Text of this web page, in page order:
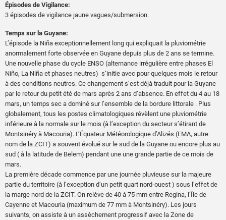
Épisodes de Vigilance:
3 épisodes de vigilance jaune vagues/submersion.
Temps sur la Guyane:
L’épisode la Niña exceptionnellement long qui expliquait la pluviométrie
anormalement forte observée en Guyane depuis plus de 2 ans se termine.
Une nouvelle phase du cycle ENSO (alternance irrégulière entre phases El
Niño, La Niña et phases neutres) s’initie avec pour quelques mois le retour
à des conditions neutres. Ce changement s’est déjà traduit pour la Guyane
par le retour du petit été de mars après 2 ans d’absence. En effet du 4 au 18
mars, un temps sec a dominé sur l’ensemble de la bordure littorale . Plus
globalement, tous les postes climatologiques révèlent une pluviométrie
inférieure à la normale sur le mois (à l’exception du secteur s’étirant de
Montsinéry à Macouria). L’Équateur Météorologique d’Alizés (EMA, autre
nom de la ZCIT) a souvent évolué sur le sud de la Guyane ou encore plus au
sud ( à la latitude de Belem) pendant une une grande partie de ce mois de
mars.
La première décade commence par une journée pluvieuse sur la majeure
partie du territoire (à l’exception d’un petit quart nord-ouest ) sous l’effet de
la marge nord de la ZCIT. On relève de 40 à 75 mm entre Regina, l’Île de
Cayenne et Macouria (maximum de 77 mm à Montsinéry). Les jours
suivants, on assiste à un assèchement progressif avec la Zone de